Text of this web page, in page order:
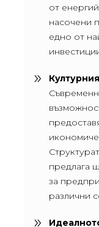
от
насочени
едно от
предлага
за
различни